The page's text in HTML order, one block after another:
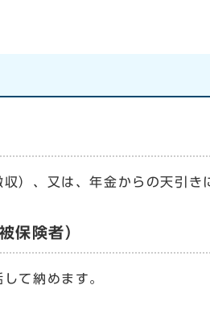
）、又は、年金からの天引き
保険者）
て納めます。